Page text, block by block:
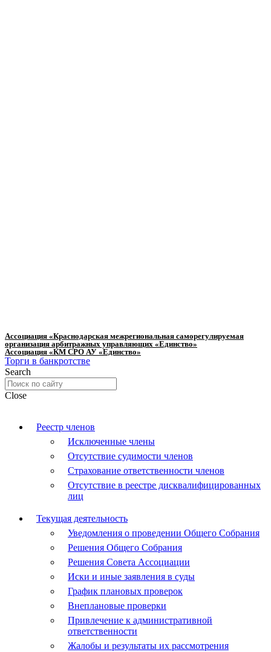
Ассоциация «Краснодарская межрегиональная саморегулируемая
организация арбитражных управляющих «Единство»
Ассоциация «КМ СРО АУ «Единство»
Торги в банкротстве
Search
Close
Реестр членов
Исключенные члены
Отсутствие судимости членов
Страхование ответственности членов
Отсутствие в реестре дисквалифицированных
лиц
Текущая деятельность
Уведомления о проведении Общего Собрания
Решения Общего Собрания
Решения Совета Ассоциации
Иски и иные заявления в суды
График плановых проверок
Внеплановые проверки
Привлечение к административной
ответственности
Жалобы и результаты их рассмотрения